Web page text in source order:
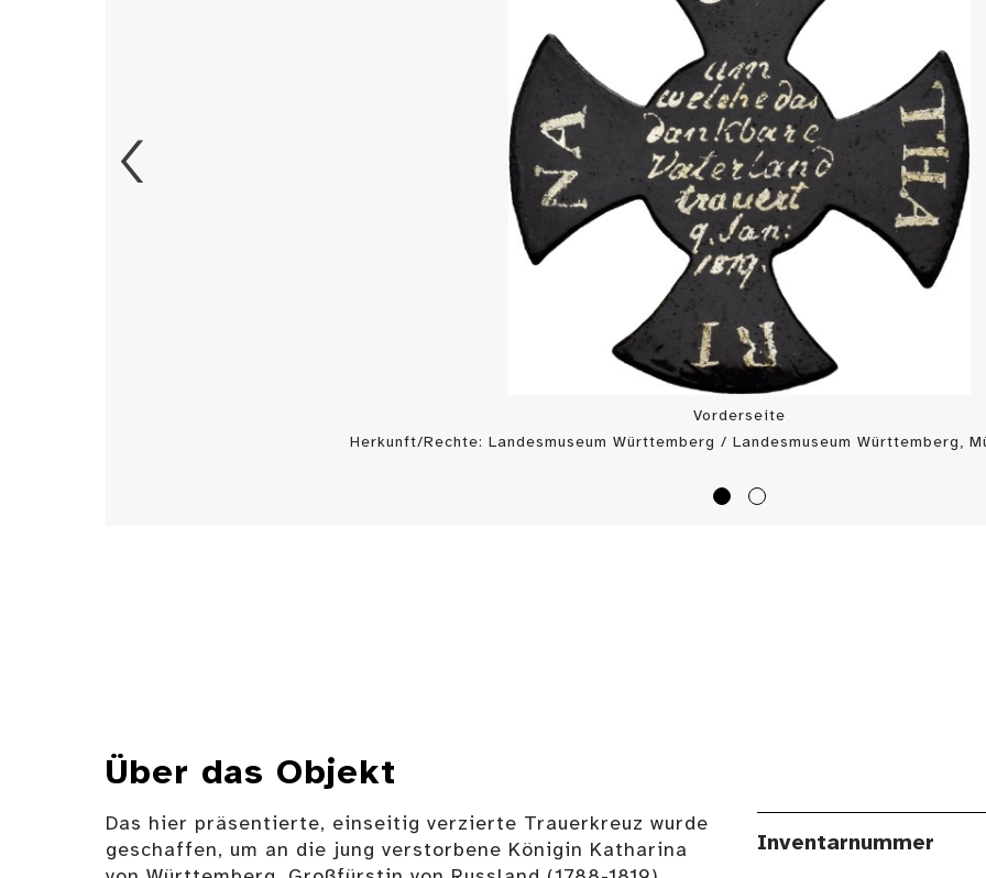
Vorderseite
Herkunft/Rechte: Landesmuseum Württemberg / Landesmuseum Württemberg,
Über das Objekt
Das hier präsentierte, einseitig verzierte Trauerkreuz wurde
geschaffen, um an die jung verstorbene Königin Katharina
Inventarnummer